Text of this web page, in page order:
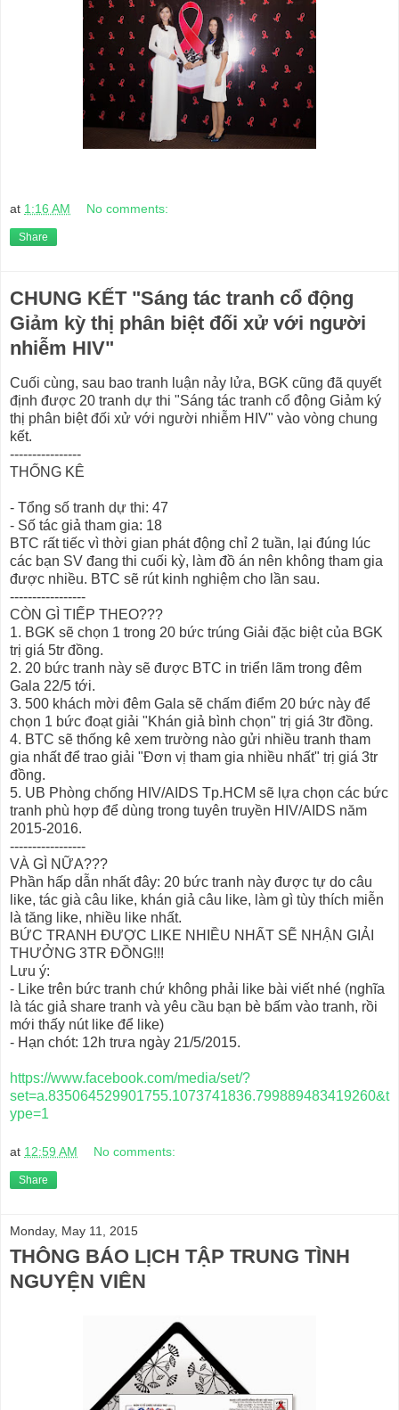
at 1:16 AM No comments:
Share
CHUNG KẾT "Sáng tác tranh cổ động
Giảm kỳ thị phân biệt đối xử với người
nhiễm HIV"
Cuối cùng, sau bao tranh luận nảy lửa, BGK cũng đã quyết
định được 20 tranh dự thi "Sáng tác tranh cổ động Giảm ký
thị phân biệt đối xử với người nhiễm HIV" vào vòng chung
kết.
----------------
THỐNG KÊ
- Tổng số tranh dự thi: 47
- Số tác giả tham gia: 18
BTC rất tiếc vì thời gian phát động chỉ 2 tuần, lại đúng lúc
các bạn SV đang thi cuối kỳ, làm đồ án nên không tham gia
được nhiều. BTC sẽ rút kinh nghiệm cho lần sau.
-----------------
CÒN GÌ TIẾP THEO???
1. BGK sẽ chọn 1 trong 20 bức trúng Giải đặc biệt của BGK
trị giá 5tr đồng.
2. 20 bức tranh này sẽ được BTC in triển lãm trong đêm
Gala 22/5 tới.
3. 500 khách mời đêm Gala sẽ chấm điểm 20 bức này để
chọn 1 bức đoạt giải "Khán giả bình chọn" trị giá 3tr đồng.
4. BTC sẽ thống kê xem trường nào gửi nhiều tranh tham
gia nhất để trao giải "Đơn vị tham gia nhiều nhất" trị giá 3tr
đồng.
5. UB Phòng chống HIV/AIDS Tp.HCM sẽ lựa chọn các bức
tranh phù hợp để dùng trong tuyên truyền HIV/AIDS năm
2015-2016.
-----------------
VÀ GÌ NỮA???
Phần hấp dẫn nhất đây: 20 bức tranh này được tự do câu
like, tác già câu like, khán giả câu like, làm gì tùy thích miễn
là tăng like, nhiều like nhất.
BỨC TRANH ĐƯỢC LIKE NHIỀU NHẤT SẼ NHẬN GIẢI
THƯỞNG 3TR ĐỒNG!!!
Lưu ý:
- Like trên bức tranh chứ không phải like bài viết nhé (nghĩa
là tác giả share tranh và yêu cầu bạn bè bấm vào tranh, rồi
mới thấy nút like để like)
- Hạn chót: 12h trưa ngày 21/5/2015.
https://www.facebook.com/media/set/?
set=a.835064529901755.1073741836.799889483419260&t
ype=1
at 12:59 AM No comments:
Share
Monday, May 11, 2015
THÔNG BÁO LỊCH TẬP TRUNG TÌNH
NGUYỆN VIÊN